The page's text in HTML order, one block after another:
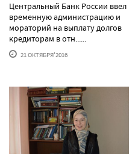
Центральный Банк России ввел
временную администрацию и
мораторий на выплату долгов
кредиторам в отн......
21 ОКТЯБРЯ'2016